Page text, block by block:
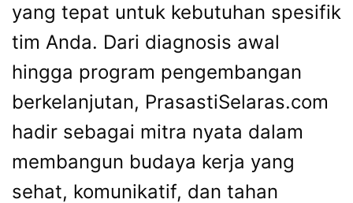
yang tepat untuk kebutuhan spesifik
tim Anda. Dari diagnosis awal
hingga program pengembangan
berkelanjutan, PrasastiSelaras.com
hadir sebagai mitra nyata dalam
membangun budaya kerja yang
sehat, komunikatif, dan tahan